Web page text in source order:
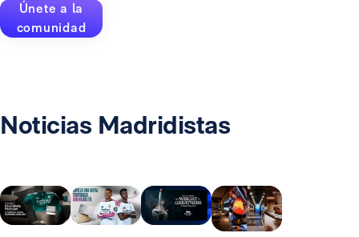
Únete a la
comunidad
Noticias Madridistas